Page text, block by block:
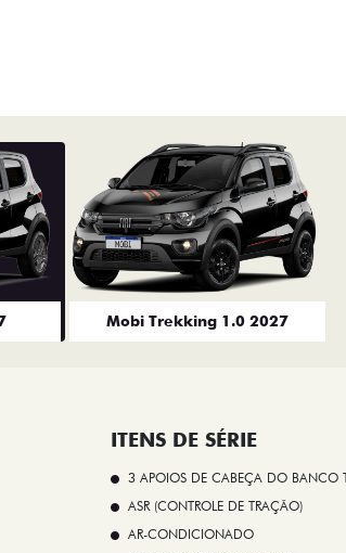
Mobi Trekking 1.0 2027
ITENS DE SÉRIE
3 APOIOS DE CABEÇA DO BANCO
ASR (CONTROLE DE TRAÇÃO)
AR-CONDICIONADO